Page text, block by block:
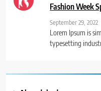
Fashion Week
September 29, 2022
Lorem Ipsum is
typesetting